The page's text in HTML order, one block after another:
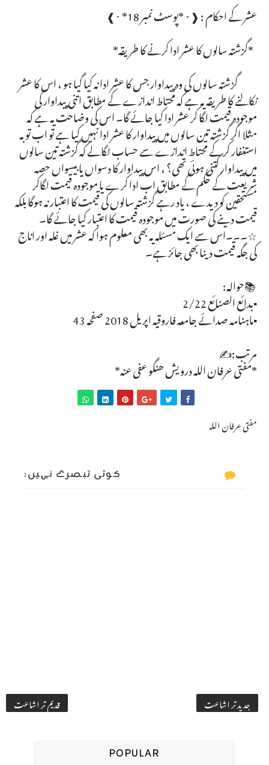
عشر کے احکام : ❰･ *پوسٹ نمبر 18* ･❱
*گزشتہ سالوں کا عشر ادا کرنے کا طریقہ*
گزشتہ سالوں کی وہ پیداوار جس کا عشر ادا نہ کیا گیا ہو ، اس کا عشر
نکالنے کا طریقہ یہ ہے کہ محتاط اندازے کے مطابق اتنی پیداوار کی
موجودہ قیمت لگا کر عشر ادا کیا جائے گا۔ اس کی وضاحت یہ ہے کہ
مثلا اگر گزشتہ تین سالوں میں پیداوار کا عشر ادا نہیں کیا ہے تو اب توبہ
استغفار کرکے محتاط اندازے سے حساب لگالے کہ گزشتہ تین سالوں
میں پیداوار کتنی ہوئی تھی؟ ، اس پیداوار کا دسواں یا بیسواں حصہ
شریعت کے حکم کے مطابق اب ادا کرے یا موجودہ قیمت لگاکر
مستحقین کو دیدے ، یاد رہے گزشتہ سالوں کی قیمت کا اعتبار نہ ہوگا بلکہ
قیمت دینے کی صورت میں موجودہ قیمت کا اعتبار کیا جائے گا۔
☆۔۔۔اس سے ایک مسئلہ یہ بھی معلوم ہوا کہ عشر میں غلہ اور اناج
کی جگہ قیمت دینا بھی جائز ہے۔
📚حوالہ:
▪بدائع الصنائع 2/22
▪ماہنامہ صدائے جامعہ فاروقیہ اپریل 2018 صفحہ 43
مرتب:✍
*مفتی عرفان اللہ درویش ھنگو عفی عنہ*
مفتی عرفان اللہ
کوئی تبصرے نہیں:
جدید تر اشاعت قدیم تر اشاعت
POPULAR